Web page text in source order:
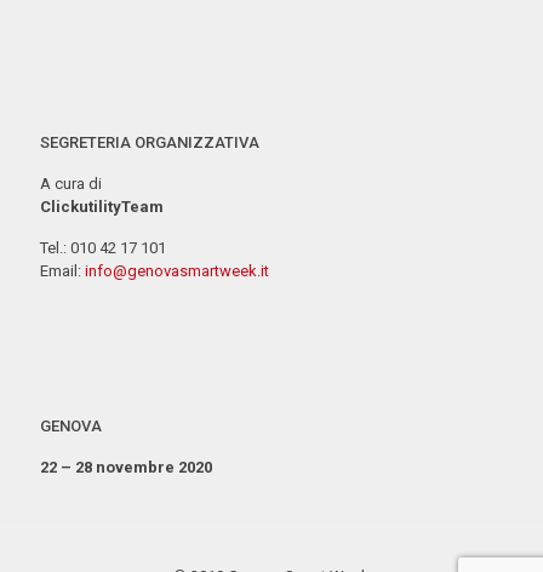
SEGRETERIA ORGANIZZATIVA
A cura di
ClickutilityTeam
Tel.: 010 42 17 101
Email: info@genovasmartweek.it
GENOVA
22 – 28 novembre 2020